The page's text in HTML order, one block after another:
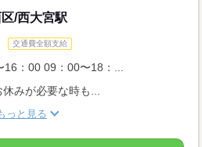
/西大宮駅
交通費全額支給
16：00 09：00〜18：...
みが必要な時も...
っと見る